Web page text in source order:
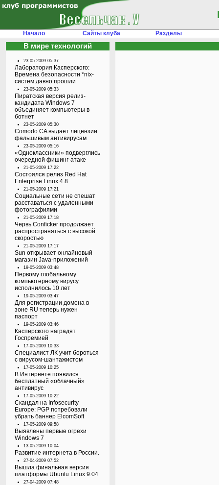
Начало Сайты клуба Разделы
В мире технологий
23-05-2009 05:37
Лаборатория Касперского:
Времена безопасности *nix-
систем давно прошли
23-05-2009 05:33
Пиратская версия релиз-
кандидата Windows 7
объединяет компьютеры в
ботнет
23-05-2009 05:30
Comodo CA выдает лицензии
фальшивым антивирусам
23-05-2009 05:16
«Одноклассники» подверглись
очередной фишинг-атаке
21-05-2009 17:22
Состоялся релиз Red Hat
Enterprise Linux 4.8
21-05-2009 17:21
Социальные сети не спешат
расставаться с удаленными
фотографиями
21-05-2009 17:18
Червь Conficker продолжает
распространяться с высокой
скоростью
21-05-2009 17:17
Sun открывает онлайновый
магазин Java-приложений
19-05-2009 03:48
Первому глобальному
компьютерному вирусу
исполнилось 10 лет
19-05-2009 03:47
Для регистрации домена в
зоне RU теперь нужен
паспорт
19-05-2009 03:46
Касперского наградят
Госпремией
17-05-2009 10:33
Специалист ЛК учит бороться
с вирусом-шантажистом
17-05-2009 10:25
В Интернете появился
бесплатный «облачный»
антивирус
17-05-2009 10:22
Скандал на Infosecurity
Europe: PGP потребовали
убрать баннер ElcomSoft
17-05-2009 09:58
Выявлены первые огрехи
Windows 7
13-05-2009 10:04
Развитие интернета в России.
27-04-2009 07:52
Вышла финальная версия
платформы Ubuntu Linux 9.04
27-04-2009 07:48